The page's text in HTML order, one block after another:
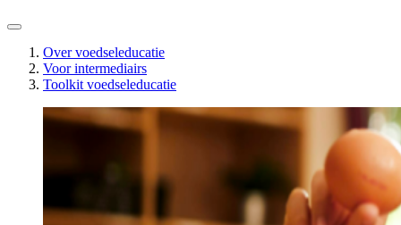
Over voedseleducatie
Voor intermediairs
Toolkit voedseleducatie